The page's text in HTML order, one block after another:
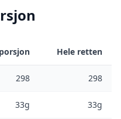
Hele retten
298 298
33g 33g